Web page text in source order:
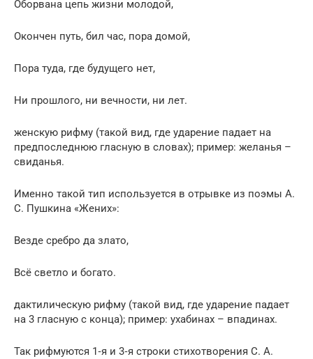
Оборвана цепь жизни молодой,
Окончен путь, бил час, пора домой,
Пора туда, где будущего нет,
Ни прошлого, ни вечности, ни лет.
женскую рифму (такой вид, где ударение падает на
предпоследнюю гласную в словах); пример: желанья –
свиданья.
Именно такой тип используется в отрывке из поэмы А.
С. Пушкина «Жених»:
Везде сребро да злато,
Всё светло и богато.
дактилическую рифму (такой вид, где ударение падает
на 3 гласную с конца); пример: ухабинах – впадинах.
Так рифмуются 1‑я и 3‑я строки стихотворения С. А.